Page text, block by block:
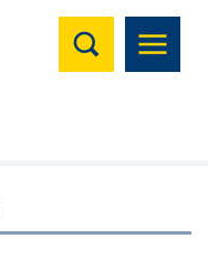
Suchen